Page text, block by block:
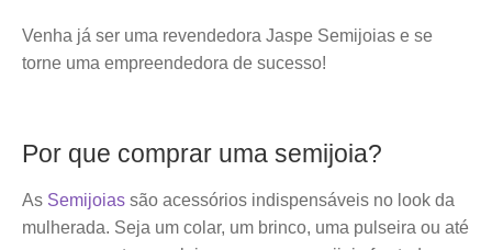
Venha já ser uma revendedora Jaspe Semijoias e se
torne uma empreendedora de sucesso!
Por que comprar uma semijoia?
As Semijoias são acessórios indispensáveis no look da
mulherada. Seja um colar, um brinco, uma pulseira ou até